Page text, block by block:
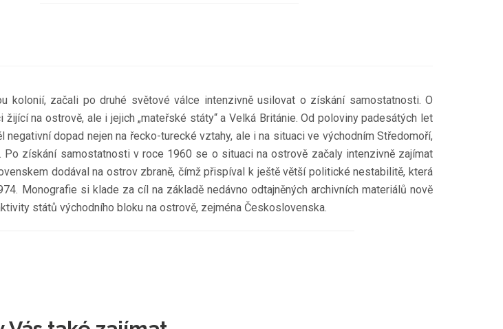
kolonií, začali po druhé světové válce intenzivně usilovat o získání samostatnosti. O
na ostrově, ale i jejich „mateřské státy“ a Velká Británie. Od poloviny padesátých let
dopad nejen na řecko-turecké vztahy, ale i na situaci ve východním Středomoří,
získání samostatnosti v roce 1960 se o situaci na ostrově začaly intenzivně zajímat
dodával na ostrov zbraně, čímž přispíval k ještě větší politické nestabilitě, která
Monografie si klade za cíl na základě nedávno odtajněných archivních materiálů nově
států východního bloku na ostrově, zejména Československa.